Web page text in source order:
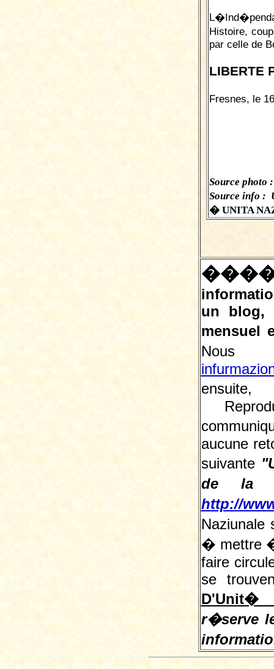
Histoire,
par celle de
LIBERTE
Fresnes, le
Source photo
Source info :
� UNITA
un blog,
mensuel
Nous
ensuite,
aucune
suivante
de la
http://
� mettre
faire
se
D'Unit�
r�serve